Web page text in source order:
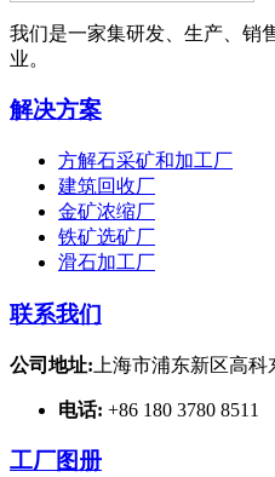
我们是一家集研发、生产、销
业。
解决方案
方解石采矿和加工厂
建筑回收厂
金矿浓缩厂
铁矿选矿厂
滑石加工厂
联系我们
公司地址: 上海市浦东新区高科
电话: +86 180 3780 8511
工厂图册